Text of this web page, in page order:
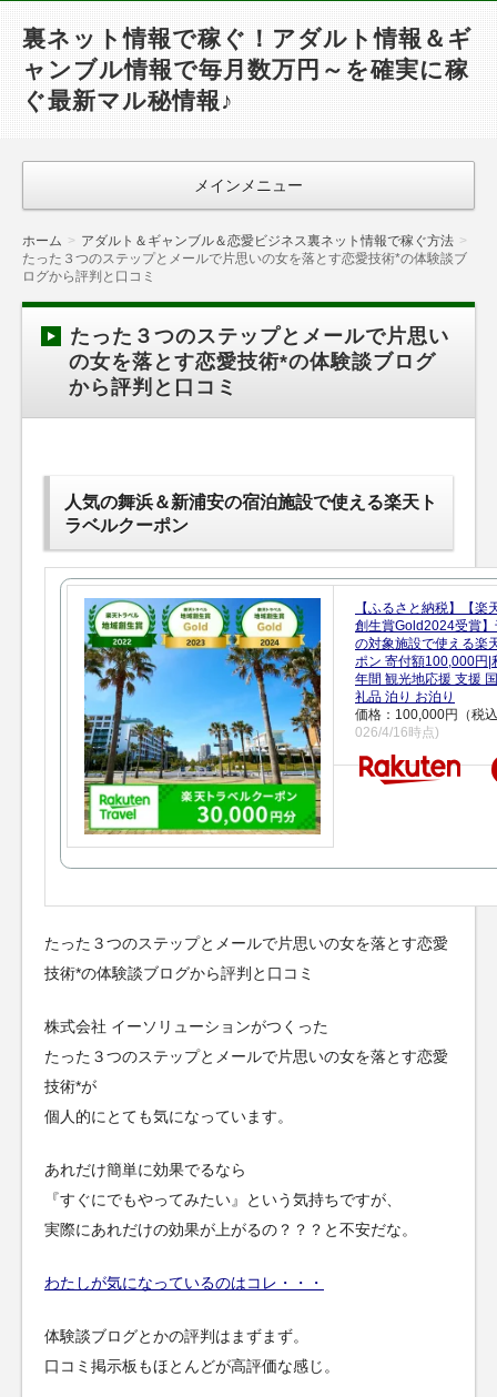
裏ネット情報で稼ぐ！アダルト情報＆ギ
ャンブル情報で毎月数万円～を確実に稼
ぐ最新マル秘情報♪
メインメニュー
ホーム
アダルト＆ギャンブル＆恋愛ビジネス裏ネット情報で稼ぐ方法
たった３つのステップとメールで片思いの女を落とす恋愛技術*の体験談ブ
ログから評判と口コミ
たった３つのステップとメールで片思い
の女を落とす恋愛技術*の体験談ブログ
から評判と口コミ
人気の舞浜＆新浦安の宿泊施設で使える楽天ト
ラベルクーポン
【ふるさと納税】【楽
創生賞Gold2024受賞
の対象施設で使える楽
ポン 寄付額100,000円|
年間 観光地応援 支援
礼品 泊り お泊り
価格：100,000円（税
026/4/16時点)
たった３つのステップとメールで片思いの女を落とす恋愛
技術*の体験談ブログから評判と口コミ
株式会社 イーソリューションがつくった
たった３つのステップとメールで片思いの女を落とす恋愛
技術*が
個人的にとても気になっています。
あれだけ簡単に効果でるなら
『すぐにでもやってみたい』という気持ちですが、
実際にあれだけの効果が上がるの？？？と不安だな。
わたしが気になっているのはコレ・・・
体験談ブログとかの評判はまずまず。
口コミ掲示板もほとんどが高評価な感じ。